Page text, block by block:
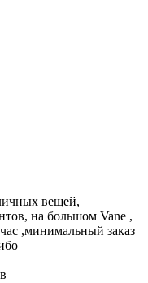
вещей,
на большом Vane ,
,минимальный заказ